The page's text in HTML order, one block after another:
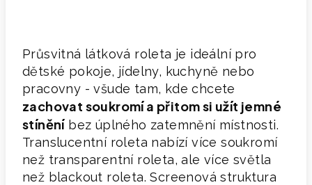
Průsvitná látková roleta je ideální pro
dětské pokoje, jídelny, kuchyně nebo
pracovny - všude tam, kde chcete
zachovat soukromí a přitom si užít jemné
stíněníbez úplného zatemnění místnosti.
Translucentní roleta nabízí více soukromí
než transparentní roleta, ale více světla
než blackout roleta. Screenová struktura